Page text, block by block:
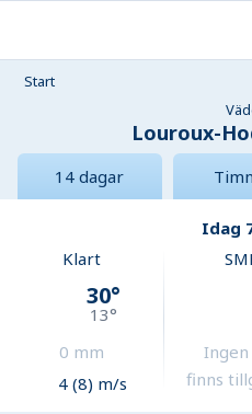
Start
Louroux-
14 dagar
Idag
Klart
30°
13°
0 mm
4 (8) m/s
Ingen
finns